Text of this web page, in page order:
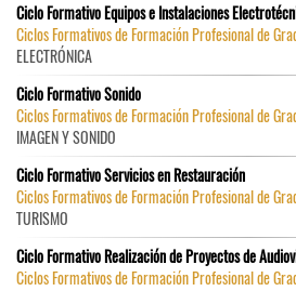
Ciclo Formativo Equipos e Instalaciones
Ciclos Formativos de Formación Profesional de
ELECTRÓNICA
Ciclo Formativo Sonido
Ciclos Formativos de Formación Profesional de
IMAGEN Y SONIDO
Ciclo Formativo Servicios en Restauración
Ciclos Formativos de Formación Profesional de
TURISMO
Ciclo Formativo Realización de Proyectos de
Ciclos Formativos de Formación Profesional de